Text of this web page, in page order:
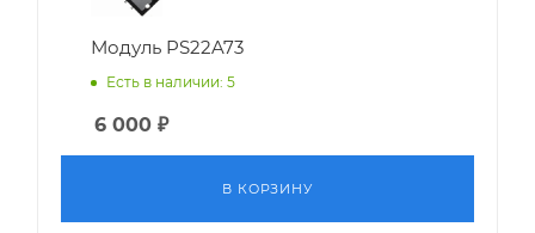
Модуль PS22A73
Есть в наличии: 5
6 000 ₽
В КОРЗИНУ